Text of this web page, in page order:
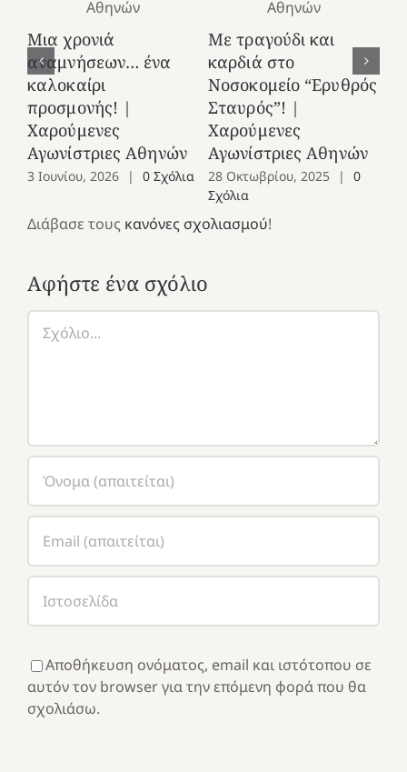
Μια χρονιά
αναμνήσεων… ένα
καλοκαίρι
προσμονής! |
Χαρούμενες
Αγωνίστριες Αθηνών
3 Ιουνίου, 2026 | 0 Σχόλια
Με τραγούδι και
καρδιά στο
Νοσοκομείο “Ερυθρός
Σταυρός”! |
Χαρούμενες
Αγωνίστριες Αθηνών
28 Οκτωβρίου, 2025 |
0
Σχόλια
Διάβασε τους κανόνες σχολιασμού!
Αφήστε ένα σχόλιο
Αποθήκευση ονόματος, email και ιστότοπου σε
αυτόν τον browser για την επόμενη φορά που θα
σχολιάσω.